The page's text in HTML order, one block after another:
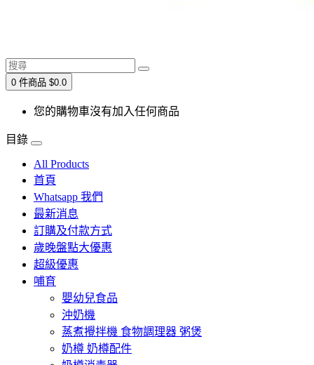
0 件商品 $0.0
您的購物車沒有加入任何商品
目錄
All Products
首頁
Whatsapp 我們
最新消息
訂購及付款方式
歲晚盤點大優惠
超級優惠
哺育
嬰幼兒食品
沖奶機
蒸煮攪拌機 食物調理器 粥煲
奶樽 奶樽配件